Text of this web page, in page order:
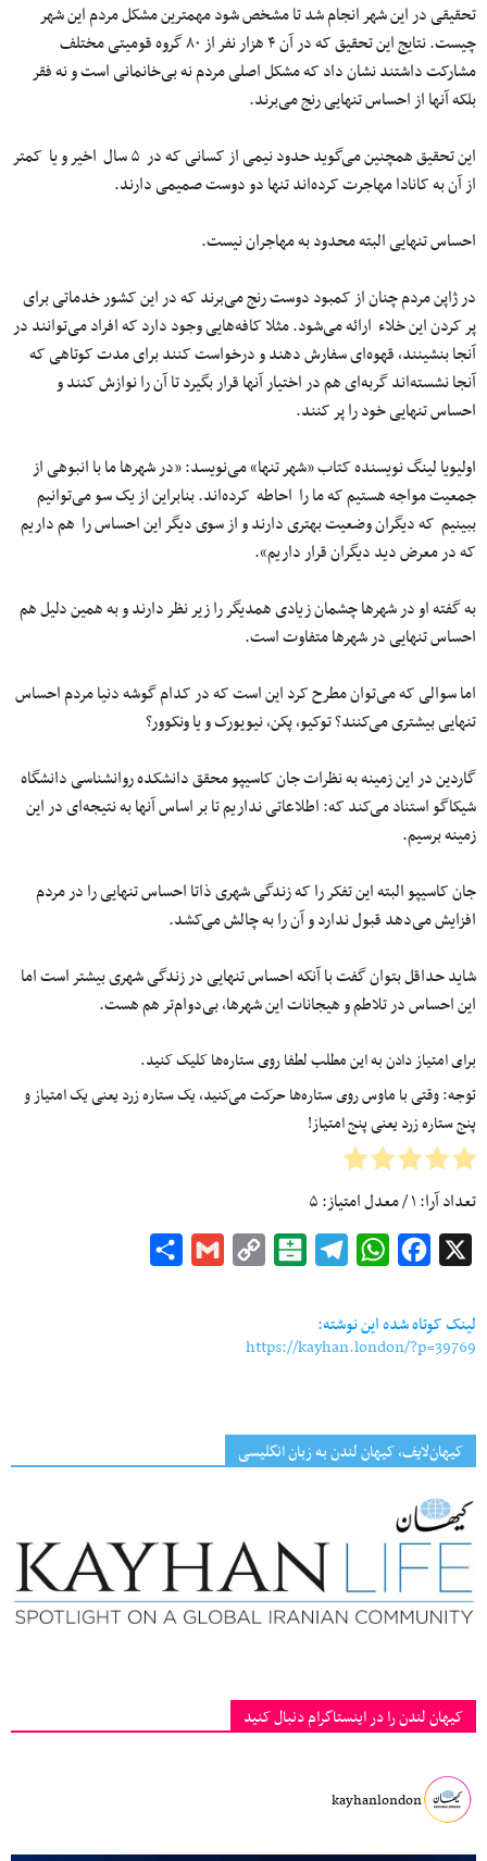
تحقیقی در این شهر انجام شد تا مشخص شود مهمترین مشکل مردم این شهر
چیست. نتایج این تحقیق که در آن ۴ هزار نفر از ۸۰ گروه قومیتی مختلف
مشارکت داشتند نشان داد که مشکل اصلی مردم نه بی‌خانمانی است و نه فقر
بلکه آنها از احساس تنهایی رنج می‌برند.
این تحقیق همچنین می‌گوید حدود نیمی از کسانی که در ۵ سال اخیر و یا کمتر
از آن به کانادا مهاجرت کرده‌اند تنها دو دوست صمیمی دارند.
احساس تنهایی البته محدود به مهاجران نیست.
در ژاپن مردم چنان از کمبود دوست رنج می‌برند که در این کشور خدماتی برای
پر کردن این خلاء ارائه می‌شود. مثلا کافه‌هایی وجود دارد که افراد می‌توانند در
آنجا بنشینند، قهوه‌ای سفارش دهند و درخواست کنند برای مدت کوتاهی که
آنجا نشسته‌اند گربه‌ای هم در اختیار آنها قرار بگیرد تا آن را نوازش کنند و
احساس تنهایی خود را پر کنند.
اولیویا لینگ نویسنده کتاب «شهر تنها» می‌نویسد: «در شهرها ما با انبوهی از
جمعیت مواجه هستیم که ما را احاطه کرده‌اند. بنابراین از یک سو می‌توانیم
ببینیم که دیگران وضعیت بهتری دارند و از سوی دیگر این احساس را هم داریم
که در معرض دید دیگران قرار داریم».
به گفته او در شهرها چشمان زیادی همدیگر را زیر نظر دارند و به همین دلیل هم
احساس تنهایی در شهرها متفاوت است.
اما سوالی که می‌توان مطرح کرد این است که در کدام گوشه دنیا مردم احساس
تنهایی بیشتری می‌کنند؟ توکیو، پکن، نیویورک و یا ونکوور؟
گاردین در این زمینه به نظرات جان کاسیپو محقق دانشکده روانشناسی دانشگاه
شیکاگو استناد می‌کند که: اطلاعاتی نداریم تا بر اساس آنها به نتیجه‌ای در این
زمینه برسیم.
جان کاسیپو البته این تفکر را که زندگی شهری ذاتا احساس تنهایی را در مردم
افزایش می‌دهد قبول ندارد و آن را به چالش می‌کشد.
شاید حداقل بتوان گفت با آنکه احساس تنهایی‌ در زندگی شهری بیشتر است اما
این احساس در تلاطم و هیجانات این شهرها، بی‌دوام‌تر هم هست.
برای امتیاز دادن به این مطلب لطفا روی ستاره‌ها کلیک کنید.
توجه: وقتی با ماوس روی ستاره‌ها حرکت می‌کنید، یک ستاره زرد یعنی یک امتیاز و
پنج ستاره زرد یعنی پنج امتیاز!
تعداد آرا:۱/ معدل امتیاز:۵
Facebook
WhatsApp
Telegram
Balatarin
Copy
Gmail
لینک کوتاه شده این نوشته:
https://kayhan.london/?p=39769
کیهان‌لایف، کیهان لندن به زبان انگلیسی
کیهان لندن را در اینستاگرام دنبال کنید
kayhanlondon